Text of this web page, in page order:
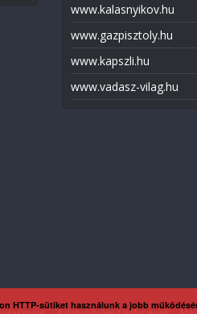
www.kalasnyikov.hu
www.gazpisztoly.hu
www.kapszli.hu
www.vadasz-vilag.hu
HTTP-sütiket használunk a jobb